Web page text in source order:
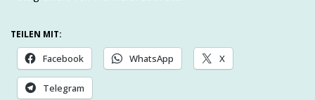
TEILEN MIT:
Facebook WhatsApp X
Telegram